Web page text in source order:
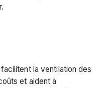
la ventilation des
et aident à